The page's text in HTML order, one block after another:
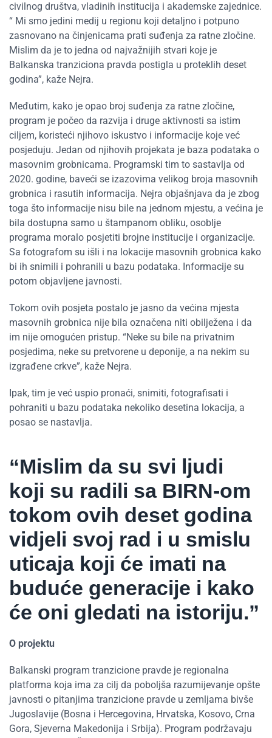
civilnog društva, vladinih institucija i akademske zajednice.
“ Mi smo jedini medij u regionu koji detaljno i potpuno
zasnovano na činjenicama prati suđenja za ratne zločine.
Mislim da je to jedna od najvažnijih stvari koje je
Balkanska tranziciona pravda postigla u proteklih deset
godina”, kaže Nejra.
Međutim, kako je opao broj suđenja za ratne zločine,
program je počeo da razvija i druge aktivnosti sa istim
ciljem, koristeći njihovo iskustvo i informacije koje već
posjeduju. Jedan od njihovih projekata je baza podataka o
masovnim grobnicama. Programski tim to sastavlja od
2020. godine, baveći se izazovima velikog broja masovnih
grobnica i rasutih informacija. Nejra objašnjava da je zbog
toga što informacije nisu bile na jednom mjestu, a većina je
bila dostupna samo u štampanom obliku, osoblje
programa moralo posjetiti brojne institucije i organizacije.
Sa fotografom su išli i na lokacije masovnih grobnica kako
bi ih snimili i pohranili u bazu podataka. Informacije su
potom objavljene javnosti.
Tokom ovih posjeta postalo je jasno da većina mjesta
masovnih grobnica nije bila označena niti obilježena i da
im nije omogućen pristup. “Neke su bile na privatnim
posjedima, neke su pretvorene u deponije, a na nekim su
izgrađene crkve”, kaže Nejra.
Ipak, tim je već uspio pronaći, snimiti, fotografisati i
pohraniti u bazu podataka nekoliko desetina lokacija, a
posao se nastavlja.
“Mislim da su svi ljudi
koji su radili sa BIRN-om
tokom ovih deset godina
vidjeli svoj rad i u smislu
uticaja koji će imati na
buduće generacije i kako
će oni gledati na istoriju.”
O projektu
Balkanski program tranzicione pravde je regionalna
platforma koja ima za cilj da poboljša razumijevanje opšte
javnosti o pitanjima tranzicione pravde u zemljama bivše
Jugoslavije (Bosna i Hercegovina, Hrvatska, Kosovo, Crna
Gora, Sjeverna Makedonija i Srbija). Program podržavaju